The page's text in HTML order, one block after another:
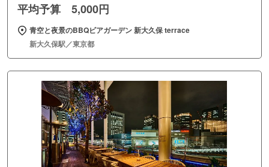
平均予算 5,000円
青空と夜景のBBQビアガーデン 新大久保 terrace
新大久保駅／東京都